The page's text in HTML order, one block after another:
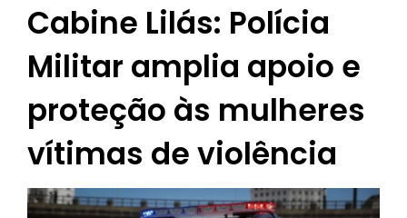
Cabine Lilás: Polícia
Militar amplia apoio e
proteção às mulheres
vítimas de violência